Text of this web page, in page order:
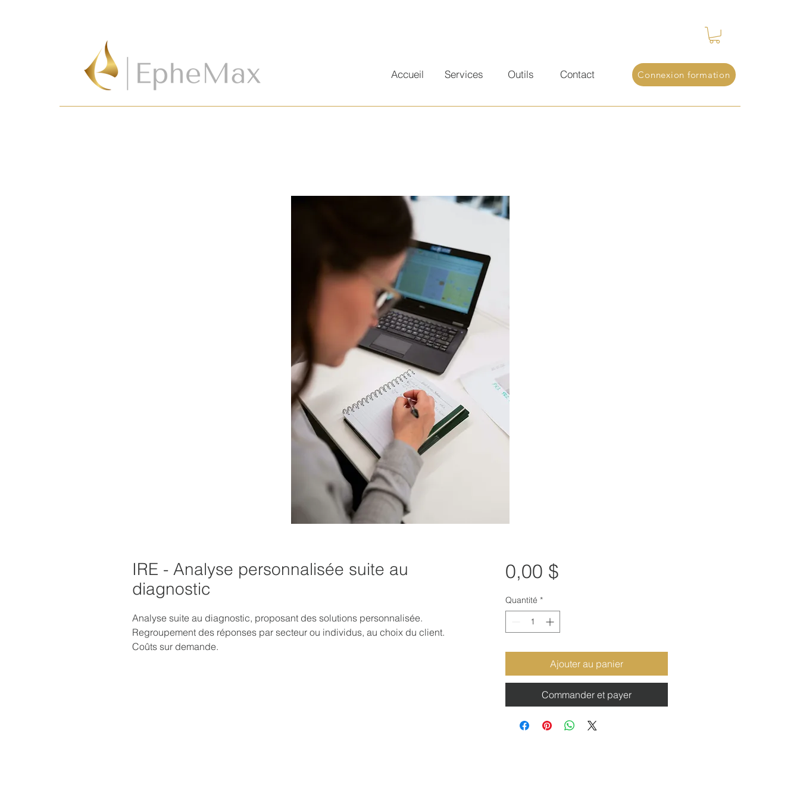
Accueil Services Outils Contact Connexion formation
IRE - Analyse personnalisée suite au
diagnostic
Analyse suite au diagnostic, proposant des solutions personnalisée.
Regroupement des réponses par secteur ou individus, au choix du client.
Coûts sur demande.
0,00 $Prix
Quantité *
Ajouter au panier
Commander et payer